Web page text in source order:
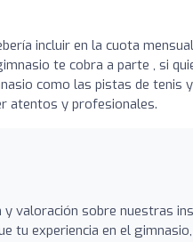
incluir en la cuota
te cobra a parte , si
como las pistas de tenis
atentos y profesionales.
valoración sobre nuestras
tu experiencia en el